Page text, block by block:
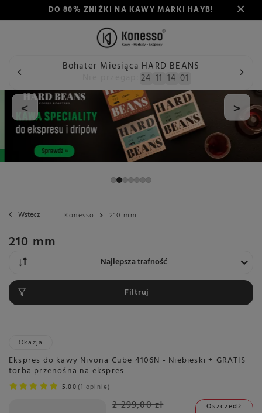
DO 80% ZNIŻKI NA KAWY MARKI HAYB!
Bohater Miesiąca HARD BEANS
24 11 14 00
< >
Wstecz Konesso 210 mm
210 mm
Zmień sortowanie
Najlepsza trafność
Filtruj
Okazja
Ekspres do kawy Nivona Cube 4106N - Niebieski + GRATIS
torba przenośna na ekspres
5.00 1 opinie
2 299,00 zł Oszczedź